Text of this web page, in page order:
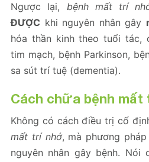
Ngược lại, bệnh mất trí
ĐƯỢC khi nguyên nhân gây
hóa thần kinh theo tuổi tác,
tim mạch, bệnh Parkinson,
sa sút trí tuệ (dementia).
Cách chữa bệnh mất
Không có cách điều trị cố
mất trí nhớ, mà phương
nguyên nhân gây bệnh. Nói